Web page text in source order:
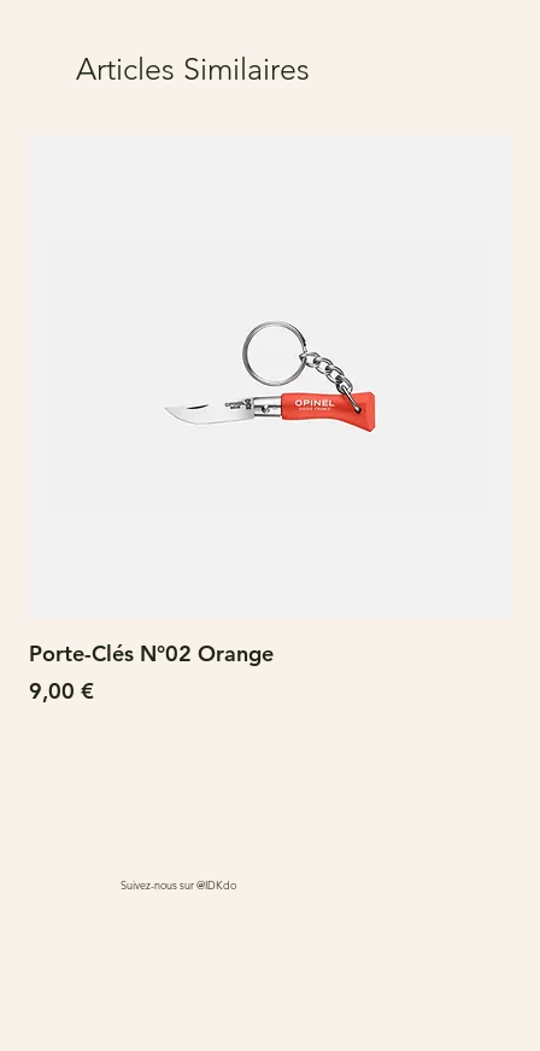
Articles Similaires
Porte-Clés N°02 Orange
Prix
9,00 €
Suivez-nous sur @IDKdo